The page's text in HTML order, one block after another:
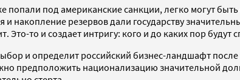
попали под американские санкции, легко могут
накопление резервов дали государству
Это-то и создает интригу: кого и до каких пор
и определит российский бизнес-ландшафт
предположить национализацию значительной